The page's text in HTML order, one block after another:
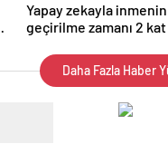
Yapay zekayla inmenin
geçirilme zamanı 2
Haberleri
Daha Fazla Haber